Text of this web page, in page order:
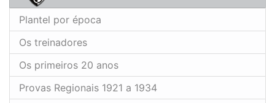
Plantel por época
Os treinadores
Os primeiros 20 anos
Provas Regionais 1921 a 1934